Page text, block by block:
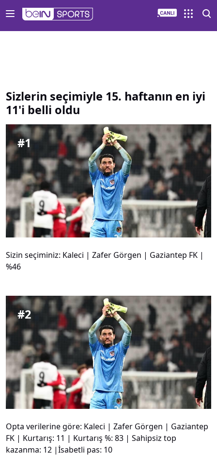
Sizlerin seçimiyle 15. haftanın en iyi
11'i belli oldu
#1
Sizin seçiminiz: Kaleci | Zafer Görgen | Gaziantep FK |
%46
#2
Opta verilerine göre: Kaleci | Zafer Görgen | Gaziantep
FK | Kurtarış: 11 | Kurtarış %: 83 | Sahipsiz top
kazanma: 12 |İsabetli pas: 10
Sizlerin seçimiyle 15 haftanın en iyi 11 i belli oldu | beIN